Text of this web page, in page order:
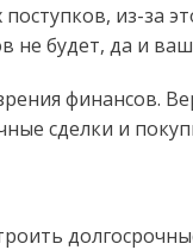
из-за
будет, да и
финансов.
сделки и